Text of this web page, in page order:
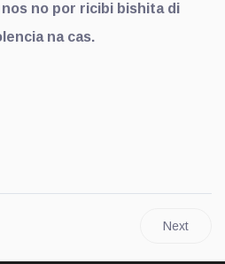
nos no por ricibi bishita di
na cas.
Next